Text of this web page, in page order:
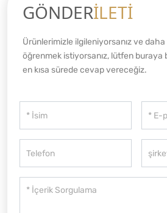
GÖNDERİLETİ
Ürünlerimizle ilgileniyorsanız ve daha
öğrenmek istiyorsanız, lütfen buraya
en kısa sürede cevap vereceğiz.